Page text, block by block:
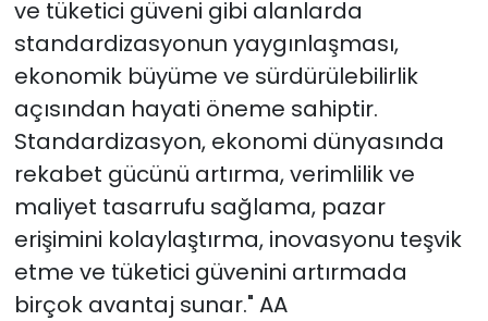
ve tüketici güveni gibi alanlarda
standardizasyonun yaygınlaşması,
ekonomik büyüme ve sürdürülebilirlik
açısından hayati öneme sahiptir.
Standardizasyon, ekonomi dünyasında
rekabet gücünü artırma, verimlilik ve
maliyet tasarrufu sağlama, pazar
erişimini kolaylaştırma, inovasyonu teşvik
etme ve tüketici güvenini artırmada
birçok avantaj sunar." AA